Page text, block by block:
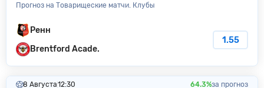
Прогноз на Товарищеские матчи. Клубы
Ренн
Brentford Acade.
1.55
8 Августа12:30 64.3%за прогноз